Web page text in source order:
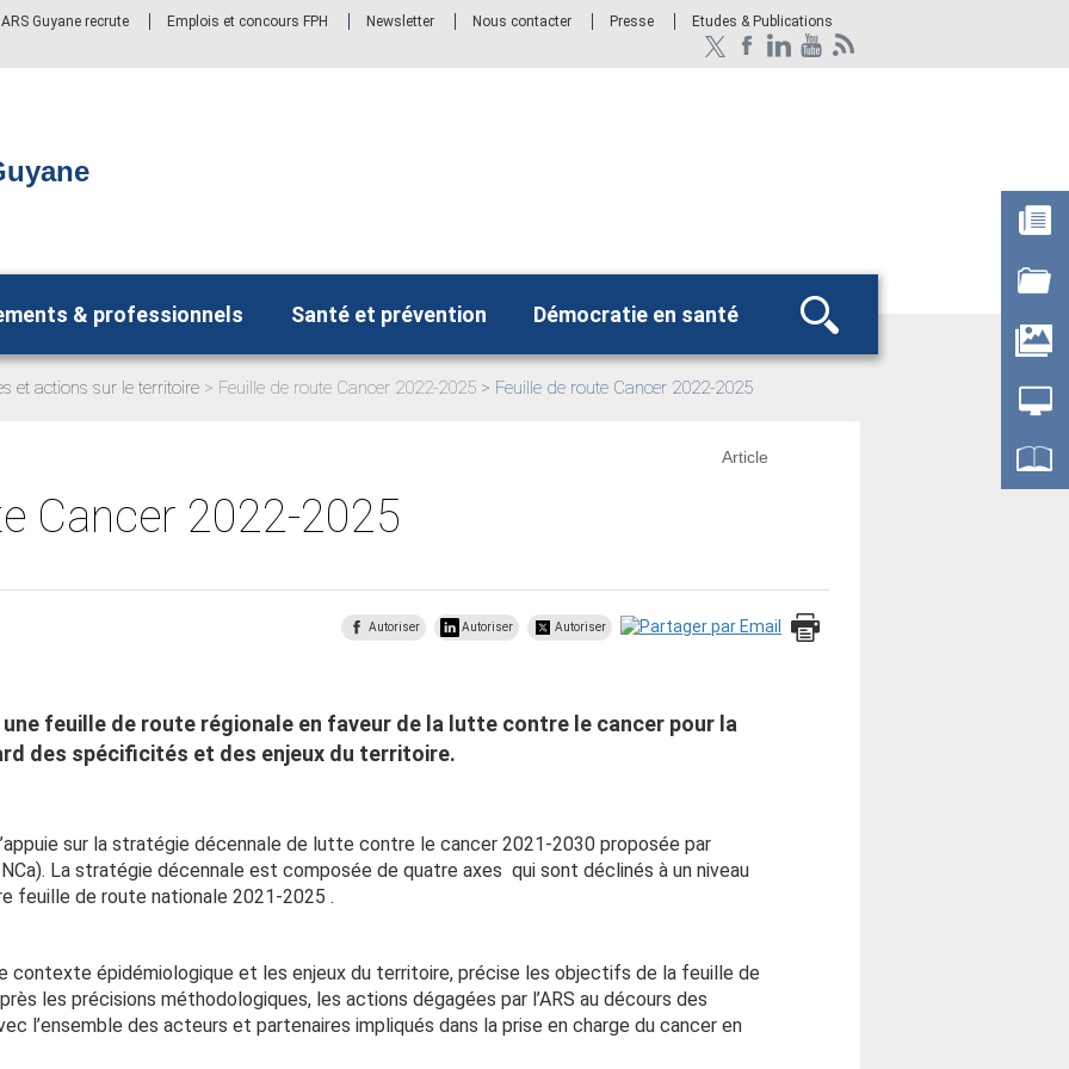
ARS Guyane recrute Emplois et concours FPH Newsletter Nous contacter Presse Etudes & Publications
& professionnels Santé et prévention Démocratie en santé
Rechercher
et actions sur le territoire
Feuille de route Cancer 2022-2025
Feuille de route Cancer 2022-2025
Cancer 2022-2025
Article
Autoriser Autoriser Autoriser
une feuille de route régionale en faveur de la lutte contre le cancer pour la
des spécificités et des enjeux du territoire.
sur la stratégie décennale de lutte contre le cancer 2021-2030 proposée par
La stratégie décennale est composée de quatre axes qui sont déclinés à un niveau
feuille de route nationale 2021-2025 .
contexte épidémiologique et les enjeux du territoire, précise les objectifs de la feuille de
les précisions méthodologiques, les actions dégagées par l’ARS au décours des
l’ensemble des acteurs et partenaires impliqués dans la prise en charge du cancer en